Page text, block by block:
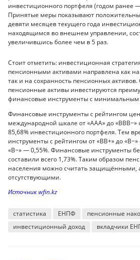
инвестиционного портфеля (годом ранее
Принятые меры показывают
девяти месяцев текущего года
находящимся во внешнем управлении,
увеличившись более чем в 5 раз.
Стоит отметить: инвестиционная
пенсионными активами направлена как
так и на сохранность пенсионных активов.
пенсионные активы инвестируются
финансовые инструменты с минимальным
Финансовые инструменты с рейтингом
международной шкале от «ААА» до «BBB−»
85,68% инвестиционного портфеля. Тем
инструменты с рейтингом от «ВВ+» до
«В−» — 0,55%. Финансовые инструменты
составили всего 1,73%. Таким образом
населения можно считать защищёнными,
отсутствующими.
Источник wfin.kz
статистика ЕНПФ
пенсионные
инвестиционный доход
вкладчики